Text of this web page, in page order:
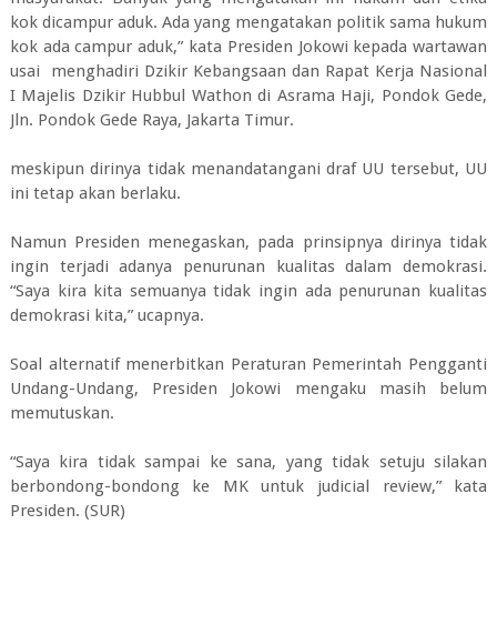
kok dicampur aduk. Ada yang mengatakan politik sama hukum
kok ada campur aduk,” kata Presiden Jokowi kepada wartawan
usai menghadiri Dzikir Kebangsaan dan Rapat Kerja Nasional
I Majelis Dzikir Hubbul Wathon di Asrama Haji, Pondok Gede,
Jln. Pondok Gede Raya, Jakarta Timur.
meskipun dirinya tidak menandatangani draf UU tersebut, UU
ini tetap akan berlaku.
Namun Presiden menegaskan, pada prinsipnya dirinya tidak
ingin terjadi adanya penurunan kualitas dalam demokrasi.
“Saya kira kita semuanya tidak ingin ada penurunan kualitas
demokrasi kita,” ucapnya.
Soal alternatif menerbitkan Peraturan Pemerintah Pengganti
Undang-Undang, Presiden Jokowi mengaku masih belum
memutuskan.
“Saya kira tidak sampai ke sana, yang tidak setuju silakan
berbondong-bondong ke MK untuk judicial review,” kata
Presiden. (SUR)